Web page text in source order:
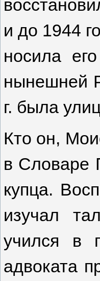
и до 1944
носила
нынешней
г. была
Кто он,
в Словаре
купца.
изучал
учился в
адвоката